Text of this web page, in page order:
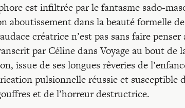
est infiltrée par le fantasme sado-
aboutissement dans la beauté formelle
créatrice n’est pas sans faire
par Céline dans Voyage au bout
issue de ses longues rêveries de
pulsionnelle réussie et susceptible
et de l’horreur destructrice.